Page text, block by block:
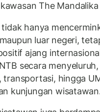
The
tidak hanya
luar negeri,
ajang
secara
transportasi, hingga
kunjungan